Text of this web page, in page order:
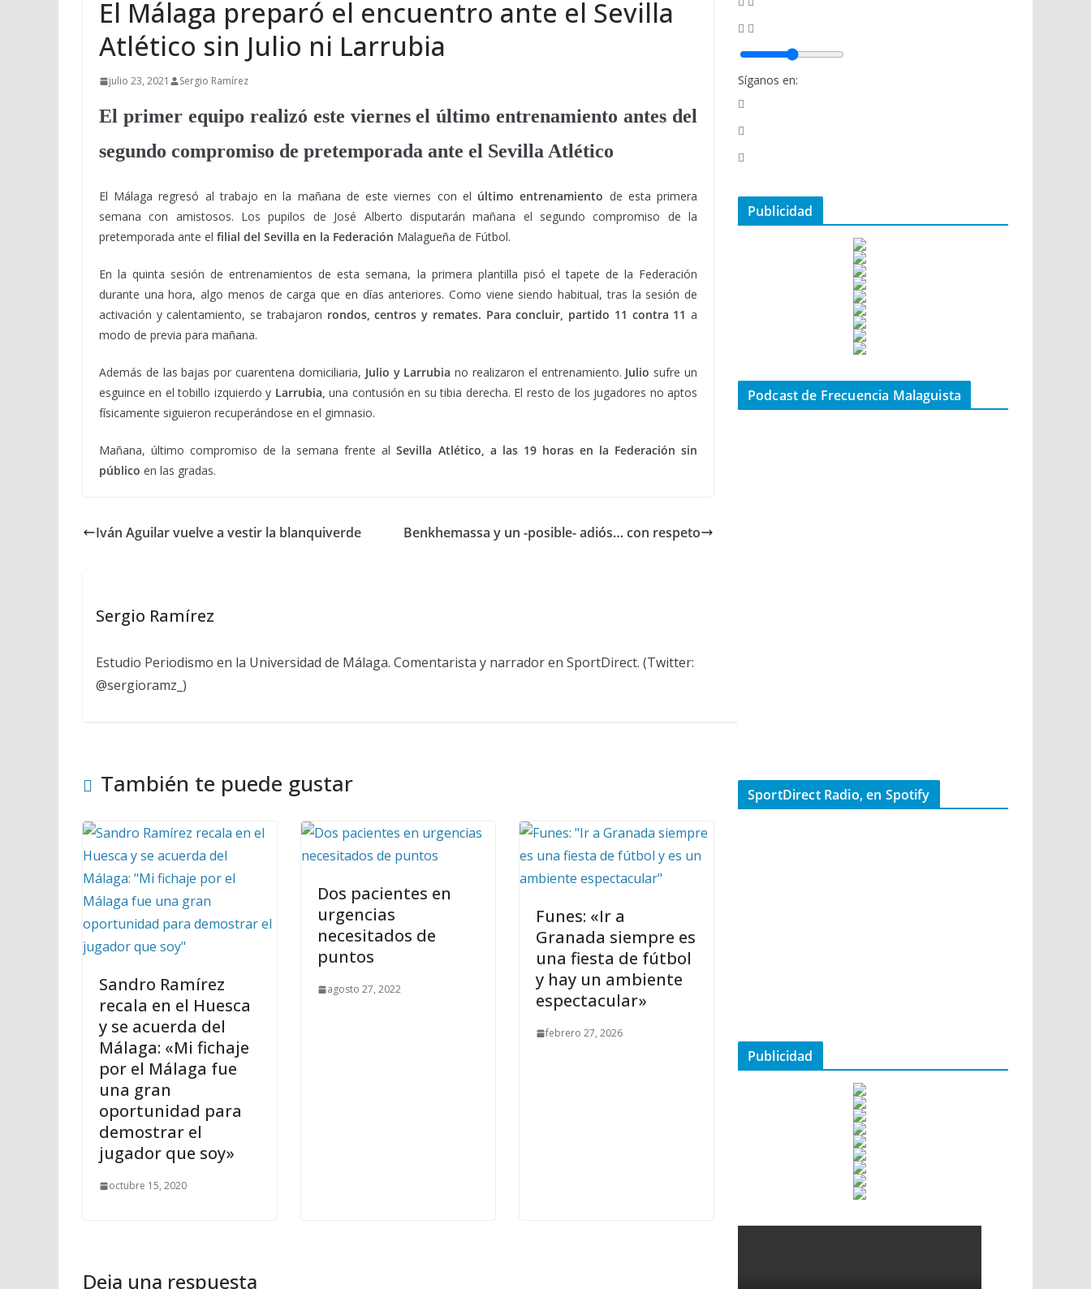
El Málaga preparó el encuentro ante el Sevilla
Atlético sin Julio ni Larrubia
julio 23, 2021 Sergio Ramírez
El primer equipo realizó este viernes el último entrenamiento antes del
segundo compromiso de pretemporada ante el Sevilla Atlético
El Málaga regresó al trabajo en la mañana de este viernes con el último entrenamiento de esta primera
semana con amistosos. Los pupilos de José Alberto disputarán mañana el segundo compromiso de la
pretemporada ante el filial del Sevilla en la Federación Malagueña de Fútbol.
En la quinta sesión de entrenamientos de esta semana, la primera plantilla pisó el tapete de la Federación
durante una hora, algo menos de carga que en días anteriores. Como viene siendo habitual, tras la sesión de
activación y calentamiento, se trabajaron rondos, centros y remates. Para concluir, partido 11 contra 11 a
modo de previa para mañana.
Además de las bajas por cuarentena domiciliaria, Julio y Larrubia no realizaron el entrenamiento. Julio sufre un
esguince en el tobillo izquierdo y Larrubia,una contusión en su tibia derecha. El resto de los jugadores no aptos
físicamente siguieron recuperándose en el gimnasio.
Mañana, último compromiso de la semana frente al Sevilla Atlético, a las 19 horas en la Federación sin
público en las gradas.
Iván Aguilar vuelve a vestir la blanquiverde Benkhemassa y un -posible- adiós… con respeto
Sergio Ramírez
Estudio Periodismo en la Universidad de Málaga. Comentarista y narrador en SportDirect. (Twitter:
@sergioramz_)
También te puede gustar
Sandro Ramírez
recala en el Huesca
y se acuerda del
Málaga: «Mi fichaje
por el Málaga fue
una gran
oportunidad para
demostrar el
jugador que soy»
octubre 15, 2020
Dos pacientes en
urgencias
necesitados de
puntos
agosto 27, 2022
Funes: «Ir a
Granada siempre es
una fiesta de fútbol
y hay un ambiente
espectacular»
febrero 27, 2026
Deja una respuesta
Síganos en:
Publicidad
Podcast de Frecuencia Malaguista
SportDirect Radio, en Spotify
Publicidad